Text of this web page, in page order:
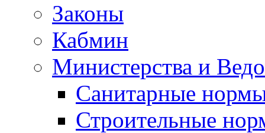
Законы
Кабмин
Министерства и
Санитарные
Строительные